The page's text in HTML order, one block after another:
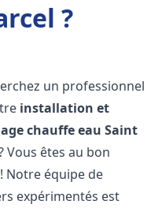
?
un professionnel
installation et
chauffe eau Saint
Vous êtes au bon
Notre équipe de
expérimentés est